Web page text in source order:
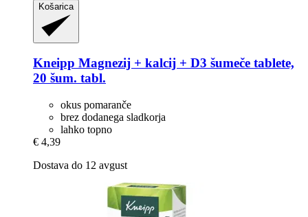
Košarica
Kneipp Magnezij + kalcij + D3 šumeče tablete,
20 šum. tabl.
okus pomaranče
brez dodanega sladkorja
lahko topno
€ 4,39
Dostava do 12 avgust